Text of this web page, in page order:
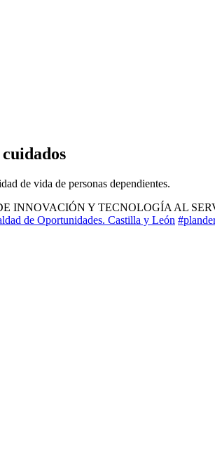
de vida de personas dependientes.
INNOVACIÓN Y TECNOLOGÍA AL
de Oportunidades. Castilla y León